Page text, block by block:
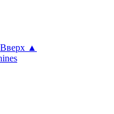
Вверх ▲